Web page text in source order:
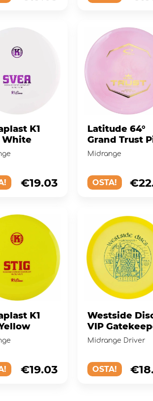
K1
White
€19.03
Latitude 64°
Grand Trust
Midrange
OSTA!
K1
€19.03
Westside
VIP
Yellow
Midrange Driver
OSTA!